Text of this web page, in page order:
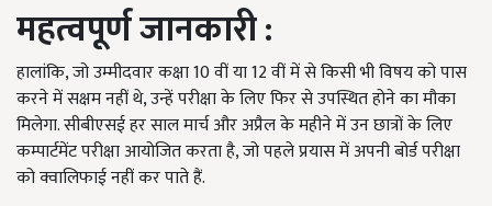
महत्वपूर्ण जानकारी :
हालांकि, जो उम्मीदवार कक्षा 10 वीं या 12 वीं में से किसी भी विषय को पास
करने में सक्षम नहीं थे, उन्हें परीक्षा के लिए फिर से उपस्थित होने का मौका
मिलेगा. सीबीएसई हर साल मार्च और अप्रैल के महीने में उन छात्रों के लिए
कम्पार्टमेंट परीक्षा आयोजित करता है, जो पहले प्रयास में अपनी बोर्ड परीक्षा
को क्वालिफाई नहीं कर पाते हैं.